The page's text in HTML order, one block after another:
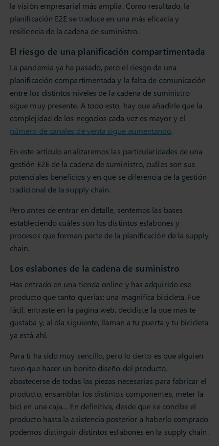
la visión empresarial más amplia. Como resultado, la
planificación E2E se traduce en una más eficacia y
resiliencia de la cadena de suministro.
El riesgo de una planificación compartimentada
La pandemia ya ha pasado, pero el riesgo de una
planificación compartimentada y la falta de comunicación
entre los distintos niveles de la cadena de suministro
sigue muy presente. A todo esto, hay que añadirle que la
complejidad de los negocios cada vez es mayor y el
número de canales de venta sigue aumentando.
En este artículo analizaremos las particularidades de una
gestión E2E de la cadena de suministro, cuáles son sus
potenciales beneficios y en qué se diferencia de la gestión
tradicional de la supply chain.
Pero antes de entrar en detalle, sentemos las bases
estableciendo cuáles son los distintos eslabones y
procesos que forman parte de la planificación de la supply
chain.
Los eslabones de la cadena de suministro
Has entrado en una tienda online y has adquirido ese
producto que tanto querías: una magnifica bicicleta. Fue
fácil, entraste en la página web, decidiste la que más te
gustaba y, al día siguiente, llaman a tu puerta y tu bicicleta
ya está ahí.
Para ti ha sido muy sencillo, pero lo cierto es que alguien
tuvo que hacer un bonito diseño del producto,
abastecerse de todas las piezas necesarias para fabricar el
producto, ensamblar los distintos componentes, meter la
bici en una caja… En definitiva, desde que se concibe el
producto hasta la asistencia posterior a haberlo comprado
podemos distinguir distintos eslabones en la supply chain.